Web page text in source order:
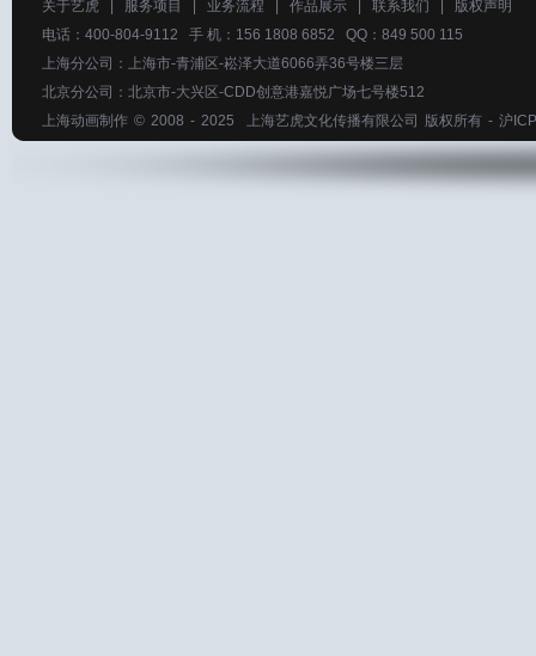
关于艺虎 服务项目 业务流程 作品展示 联系我们
版权声明
电话：400-804-9112 手 机：156 1808 6852 QQ：849 500 115
上海分公司：上海市-青浦区-崧泽大道6066弄36号楼三层
北京分公司：北京市-大兴区-CDD创意港嘉悦广场七号楼512
上海动画制作 © 2008 - 2025 上海艺虎文化传播有限公司 版权所有 - 沪